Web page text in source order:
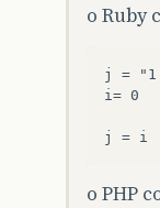
o Ruby
j = "1
i= 0
o PHP